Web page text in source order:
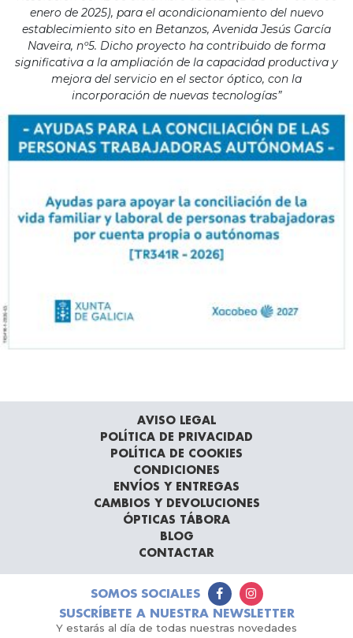
enero de 2025), para el acondicionamiento del nuevo
establecimiento sito en Betanzos, Avenida Jesús García
Naveira, nº5. Dicho proyecto ha contribuido de forma
significativa a la ampliación de la capacidad productiva y
mejora del servicio en el sector óptico, con la
incorporación de nuevas tecnologías”
AVISO LEGAL
POLÍTICA DE PRIVACIDAD
POLÍTICA DE COOKIES
CONDICIONES
ENVÍOS Y ENTREGAS
CAMBIOS Y DEVOLUCIONES
ÓPTICAS TÁBORA
BLOG
CONTACTAR
SOMOS SOCIALES
SUSCRÍBETE A NUESTRA NEWSLETTER
Y estarás al día de todas nuestras novedades